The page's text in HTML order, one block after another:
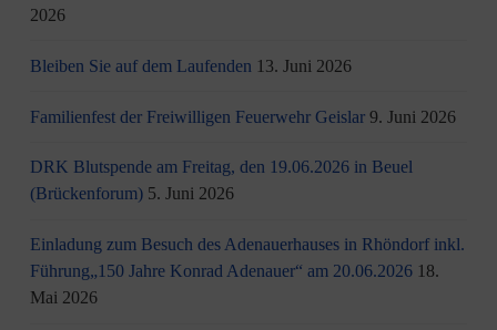
2026
Bleiben Sie auf dem Laufenden 13. Juni 2026
Familienfest der Freiwilligen Feuerwehr Geislar 9. Juni 2026
DRK Blutspende am Freitag, den 19.06.2026 in Beuel
(Brückenforum) 5. Juni 2026
Einladung zum Besuch des Adenauerhauses in Rhöndorf inkl.
Führung„150 Jahre Konrad Adenauer“ am 20.06.2026 18.
Mai 2026